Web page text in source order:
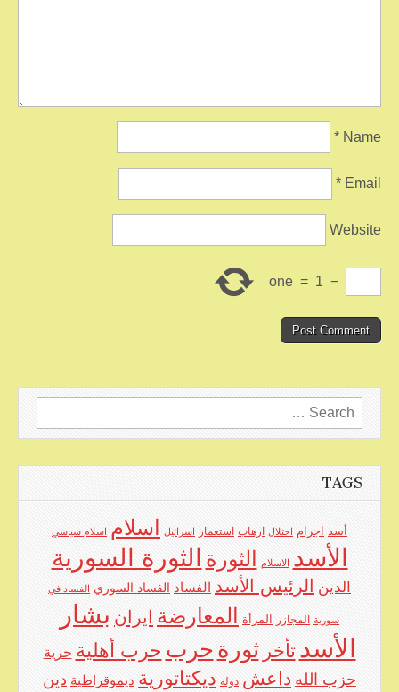
Name
*
Email
*
Website
−
1
=
one
Search
for:
TAGS
أسد اجرام احتلال ارهاب استعمار اسرائيل اسلام اسلام سياسي
الأسد الاسلام الثورة الثورة السورية
الدين الرئيس الأسد الفساد الفساد السوري الفساد في
سورية المجازر المرأة المعارضة ايران بشار
الأسد تأخر ثورة حرب حرب أهلية حرية
حزب الله داعش دولة ديكتاتورية ديموقراطية دين